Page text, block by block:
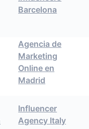
Barcelona
Agencia de
Marketing
Online en
Madrid
Influencer
Agency Italy